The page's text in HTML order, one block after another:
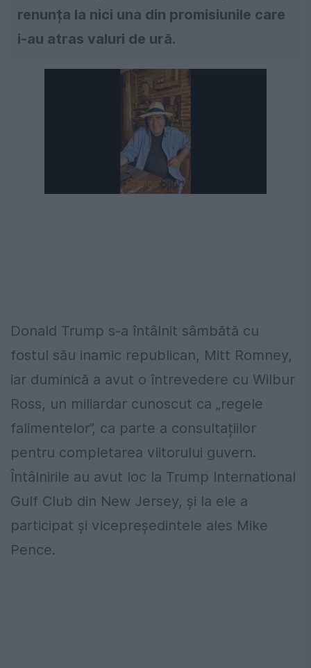
renunța la nici una din promisiunile care
i-au atras valuri de ură.
Donald Trump s-a întâlnit sâmbătă cu
fostul său inamic republican, Mitt Romney,
iar duminică a avut o întrevedere cu Wilbur
Ross, un miliardar cunoscut ca „regele
falimentelor”, ca parte a consultațiilor
pentru completarea viitorului guvern.
Întâlnirile au avut loc la Trump International
Gulf Club din New Jersey, și la ele a
participat și vicepreședintele ales Mike
Pence.